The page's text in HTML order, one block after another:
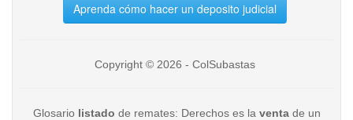
Aprenda cómo hacer un deposito judicial
Copyright © 2026 - ColSubastas
Glosario listado de remates: Derechos es la ventade un